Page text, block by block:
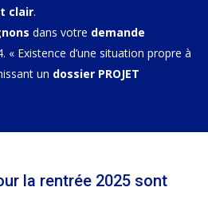
clair.
dans votre demande
« Existence d’une situation propre à
un dossier PROJET
la rentrée 2025 sont